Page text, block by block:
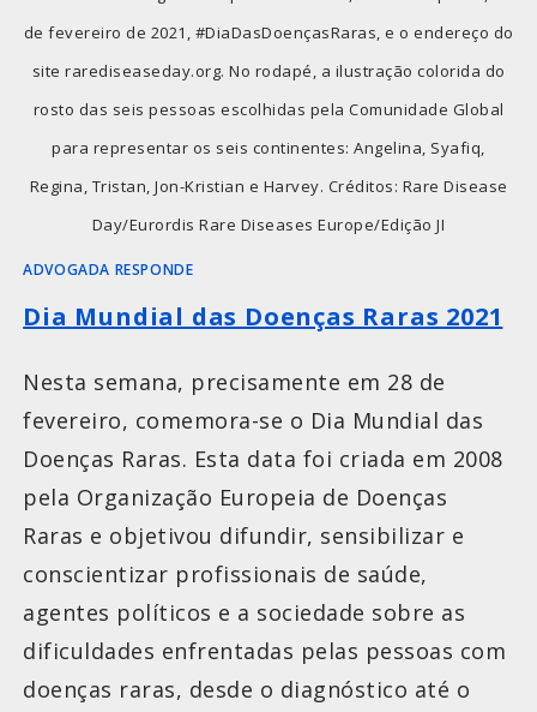
de fevereiro de 2021, #DiaDasDoençasRaras, e o endereço do
site rarediseaseday.org. No rodapé, a ilustração colorida do
rosto das seis pessoas escolhidas pela Comunidade Global
para representar os seis continentes: Angelina, Syafiq,
Regina, Tristan, Jon-Kristian e Harvey. Créditos: Rare Disease
Day/Eurordis Rare Diseases Europe/Edição JI
ADVOGADA RESPONDE
Dia Mundial das Doenças Raras 2021
Nesta semana, precisamente em 28 de
fevereiro, comemora-se o Dia Mundial das
Doenças Raras. Esta data foi criada em 2008
pela Organização Europeia de Doenças
Raras e objetivou difundir, sensibilizar e
conscientizar profissionais de saúde,
agentes políticos e a sociedade sobre as
dificuldades enfrentadas pelas pessoas com
doenças raras, desde o diagnóstico até o